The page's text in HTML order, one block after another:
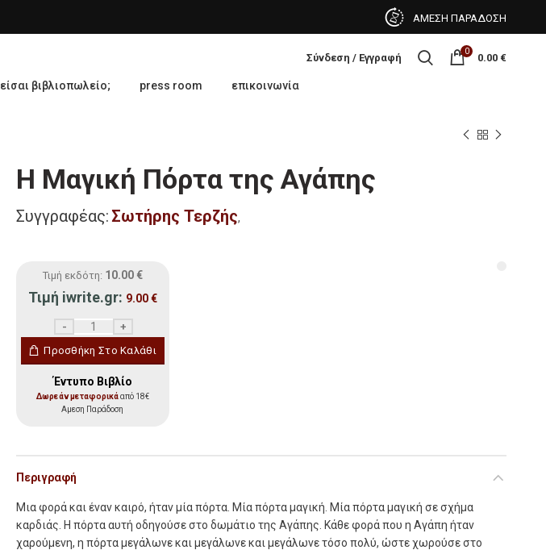
ΑΜΕΣΗ ΠΑΡΑΔΟΣΗ
Σύνδεση / Εγγραφή 0 0.00 €
είσαι βιβλιοπωλείο; press room επικοινωνία
Η Μαγική Πόρτα της Αγάπης
Συγγραφέας:Σωτήρης Τερζής,
Τιμή εκδότη: 10.00 €
Τιμή iwrite.gr: 9.00€
Προσθήκη Στο Καλάθι
Έντυπο Βιβλίο
Δωρεάν μεταφορικάαπό 18€
Αμεση Παράδοση
Περιγραφή
Μια φορά και έναν καιρό, ήταν µία πόρτα. Μία πόρτα µαγική. Μία πόρτα µαγική σε σχήµα
καρδιάς. Η πόρτα αυτή οδηγούσε στο δωµάτιο της Αγάπης. Κάθε φορά που η Αγάπη ήταν
χαρούµενη, η πόρτα µεγάλωνε και µεγάλωνε και µεγάλωνε τόσο πολύ, ώστε χωρούσε στο